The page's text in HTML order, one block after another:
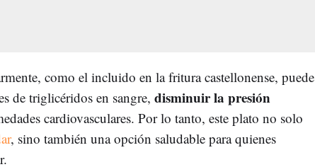
como el incluido en la fritura castellonense, puede
de triglicéridos en sangre, disminuir la presión
cardiovasculares. Por lo tanto, este plato no solo
, sino también una opción saludable para quienes